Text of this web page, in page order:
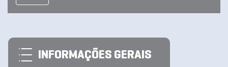
INFORMAÇÕES GERAIS